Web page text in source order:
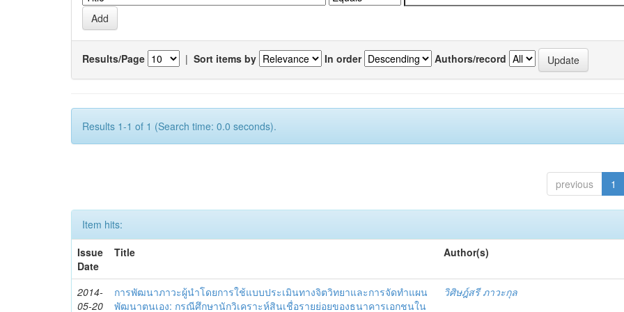
Results/Page | Sort items by In order Authors/record
Results 1-1 of 1 (Search time: 0.0 seconds).
previous 1
Item hits:
Issue
Date
Title Author(s)
2014-
05-20
การพัฒนาภาวะผู้นำโดยการใช้แบบประเมินทางจิตวิทยาและการจัดทำแผน
พัฒนาตนเอง: กรณีศึกษานักวิเคราะห์สินเชื่อรายย่อยของธนาคารเอกชนใน
วิศิษฎ์สรี ภาวะกุล